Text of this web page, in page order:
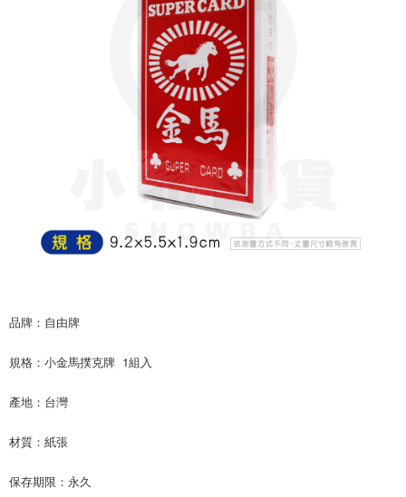
5.商品受け取り時のお支払いは不要です。商品を確かめてから、SMSまた
はアプリの通知に従って、4大コンビニ、またはATM/オンラインバンキン
代金納付期限は最短で 14 日以内ですので、ご注意ください。AFTEE アプ
リをダウンロードして AFTEE 会員になるとお支払い期限を最長 45 日以内
お支払期限は、ショップが請求した期日と、AFTEEで延長できる日数をも
とに計算されます。AFTEEで注文すると、商品を受け取るまで支払い期限
を延長できますが、商品を期限内に受け取れない場合があります（例：予
約商品や商品到着日が比較的遅い商品）。そのため、商品到着の有無に関
わらず、AFTEEで指定された期限内にお支払いください。
二、支払い限度額
1.初回 AFTEEを ご利用の際に、認証結果及び当社の審査の結果に基づ
ます。当サービスご利用の際に提供しなければならない個人情報（注文者
限らない）は、AFTEEに渡され当サービスで必要な範囲内で利用されま
ださい（https://aftee.tw/privacypolicy/
AFTEEの初回ご利用の際に、審査を通過すれば、最高額がNT$10,000にな
配送毎にNT$60、NT$599以上で送料無料
配送毎にNT$60、NT$599以上で送料無料
配送毎にNT$60、NT$599以上で送料無料
配送毎にNT$120、NT$899以上で送料無料
品牌：自由牌
規格：小金馬撲克牌  1組入
產地：台灣
材質：紙張
保存期限：永久